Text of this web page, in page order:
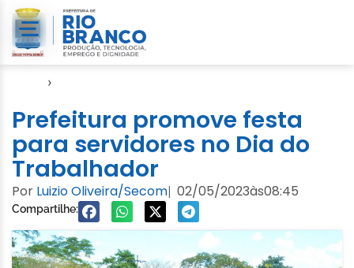
›
Prefeitura promove festa
para servidores no Dia do
Trabalhador
Por Luizio Oliveira/Secom| 02/05/2023às08:45
Compartilhe: